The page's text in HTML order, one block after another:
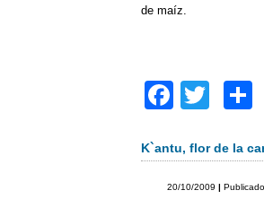
de maíz.
F
c
e
tt
er
K`antu, flor de la
20/10/2009 |